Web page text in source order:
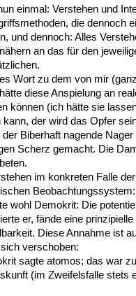
einmal: Verstehen und
die dennoch
und dennoch: Alles
an das für den
Wort zu dem von mir
diese Anspielung an
können (ich hätte sie
kann, der wird das Opfer
der Biberhaft nagende
Scherz gemacht. Die
im konkreten Falle
Beobachtungssystem:
wohl Demokrit: Die
er, fände eine
Diese Annahme ist
verschoben:
sagte atomos; das war
(im Zweifelsfalle stets